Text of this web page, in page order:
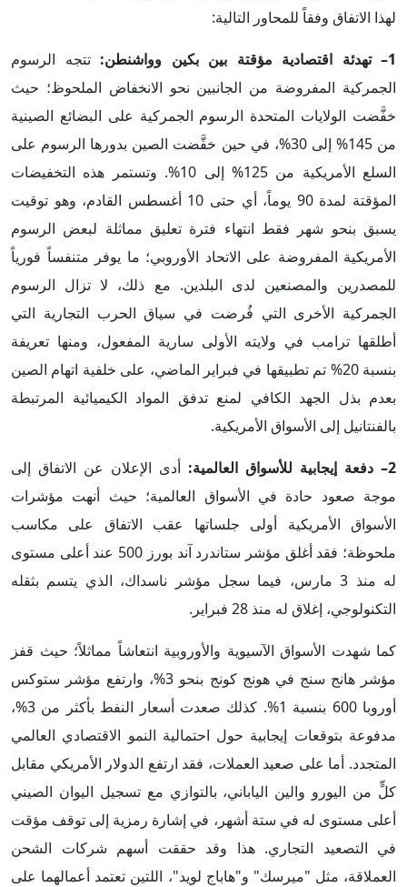
لهذا الاتفاق وفقاً للمحاور التالية:
1– تهدئة اقتصادية مؤقتة بين بكين وواشنطن:
تتجه الرسوم
الجمركية المفروضة من الجانبين نحو الانخفاض الملحوظ؛ حيث
خفَّضت الولايات المتحدة الرسوم الجمركية على البضائع الصينية
من 145% إلى 30%، في حين خفَّضت الصين بدورها الرسوم على
السلع الأمريكية من 125% إلى 10%. وتستمر هذه التخفيضات
المؤقتة لمدة 90 يوماً، أي حتى 10 أغسطس القادم، وهو توقيت
يسبق بنحو شهر فقط انتهاء فترة تعليق مماثلة لبعض الرسوم
الأمريكية المفروضة على الاتحاد الأوروبي؛ ما يوفر متنفساً فورياً
للمصدرين والمصنعين لدى البلدين. مع ذلك، لا تزال الرسوم
الجمركية الأخرى التي فُرضت في سياق الحرب التجارية التي
أطلقها ترامب في ولايته الأولى سارية المفعول، ومنها تعريفة
بنسبة 20% تم تطبيقها في فبراير الماضي، على خلفية اتهام الصين
بعدم بذل الجهد الكافي لمنع تدفق المواد الكيميائية المرتبطة
بالفنتانيل إلى الأسواق الأمريكية.
2– دفعة إيجابية للأسواق العالمية:
أدى الإعلان عن الاتفاق إلى
موجة صعود حادة في الأسواق العالمية؛ حيث أنهت مؤشرات
الأسواق الأمريكية أولى جلساتها عقب الاتفاق على مكاسب
ملحوظة؛ فقد أغلق مؤشر ستاندرد آند بورز 500 عند أعلى مستوى
له منذ 3 مارس، فيما سجل مؤشر ناسداك، الذي يتسم بثقله
التكنولوجي، إغلاق له منذ 28 فبراير.
كما شهدت الأسواق الآسيوية والأوروبية انتعاشاً مماثلاً؛ حيث قفز
مؤشر هانج سنج في هونج كونج بنحو 3%، وارتفع مؤشر ستوكس
أوروبا 600 بنسبة 1%. كذلك صعدت أسعار النفط بأكثر من 3%،
مدفوعة بتوقعات إيجابية حول احتمالية النمو الاقتصادي العالمي
المتجدد. أما على صعيد العملات، فقد ارتفع الدولار الأمريكي مقابل
كلٍّ من اليورو والين الياباني، بالتوازي مع تسجيل اليوان الصيني
أعلى مستوى له في ستة أشهر، في إشارة رمزية إلى توقف مؤقت
في التصعيد التجاري. هذا وقد حققت أسهم شركات الشحن
العملاقة، مثل "ميرسك" و"هاباج لويد"، اللتين تعتمد أعمالهما على